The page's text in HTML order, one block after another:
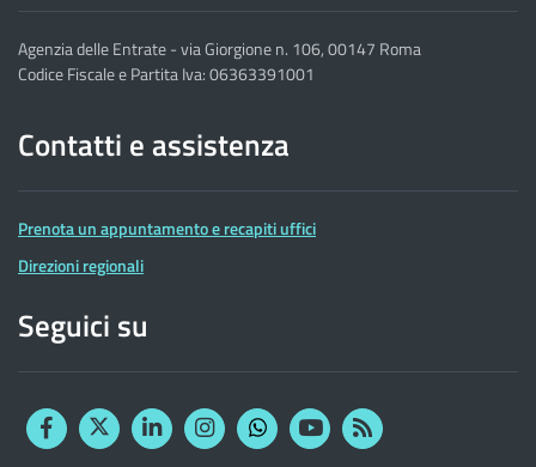
Agenzia delle Entrate - via Giorgione n. 106, 00147 Roma
Codice Fiscale e Partita Iva: 06363391001
Contatti e assistenza
Prenota un appuntamento e recapiti uffici
Direzioni regionali
Seguici su
FacebookTwitterLinkedinInstagram
YouTubeRSS